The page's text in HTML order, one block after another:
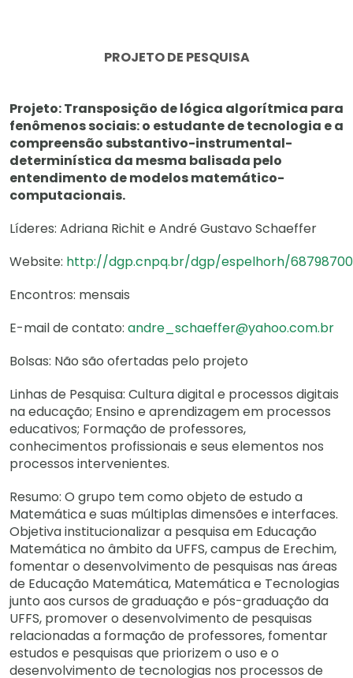
PROJETO DE PESQUISA
Projeto: Transposição de lógica algorítmica para
fenômenos sociais: o estudante de tecnologia e a
compreensão substantivo-instrumental-
determinística da mesma balisada pelo
entendimento de modelos matemático-
computacionais.
Líderes: Adriana Richit e André Gustavo Schaeffer
Website: http://dgp.cnpq.br/dgp/espelhorh/
Encontros: mensais
E-mail de contato: andre_schaeffer@yahoo.com.br
Bolsas: Não são ofertadas pelo projeto
Linhas de Pesquisa: Cultura digital e processos digitais
na educação; Ensino e aprendizagem em processos
educativos; Formação de professores,
conhecimentos profissionais e seus elementos nos
processos intervenientes.
Resumo: O grupo tem como objeto de estudo a
Matemática e suas múltiplas dimensões e interfaces.
Objetiva institucionalizar a pesquisa em Educação
Matemática no âmbito da UFFS, campus de Erechim,
fomentar o desenvolvimento de pesquisas nas áreas
de Educação Matemática, Matemática e Tecnologias
junto aos cursos de graduação e pós-graduação da
UFFS, promover o desenvolvimento de pesquisas
relacionadas a formação de professores, fomentar
estudos e pesquisas que priorizem o uso e o
desenvolvimento de tecnologias nos processos de